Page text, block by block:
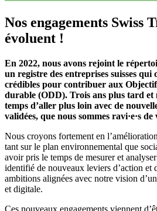
Nos engagements Swiss
évoluent !
En 2022, nous avons rejoint le
un registre des entreprises suisses qui
crédibles pour contribuer aux
durable (ODD). Trois ans plus tard et
temps d’aller plus loin avec de
validées, que nous sommes ravi·e·s
Nous croyons fortement en
tant sur le plan environnemental que
avoir pris le temps de mesurer et
identifié de nouveaux leviers d’action et
ambitions alignées avec notre vision
et digitale.